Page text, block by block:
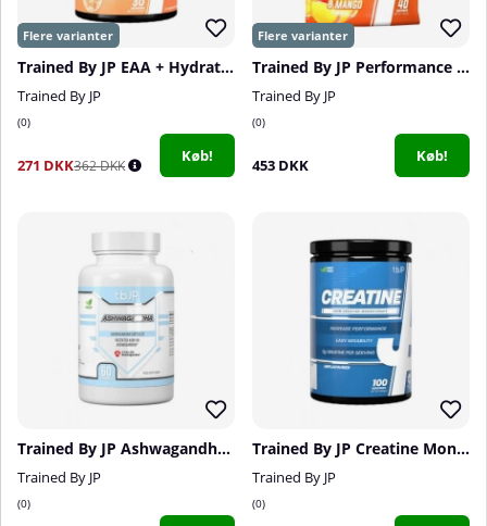
Trained By JP EAA + Hydration, 30 serv.
Trained By JP
0
271 DKK362 DKK
Køb!
Trained By JP Performance Fuel, 40 serv.
Trained By JP
0
453 DKK Køb!
Trained By JP Ashwagandha, 60 caps
Trained By JP
0
Trained By JP Creatine Monohydrate, 500 g
Trained By JP
0